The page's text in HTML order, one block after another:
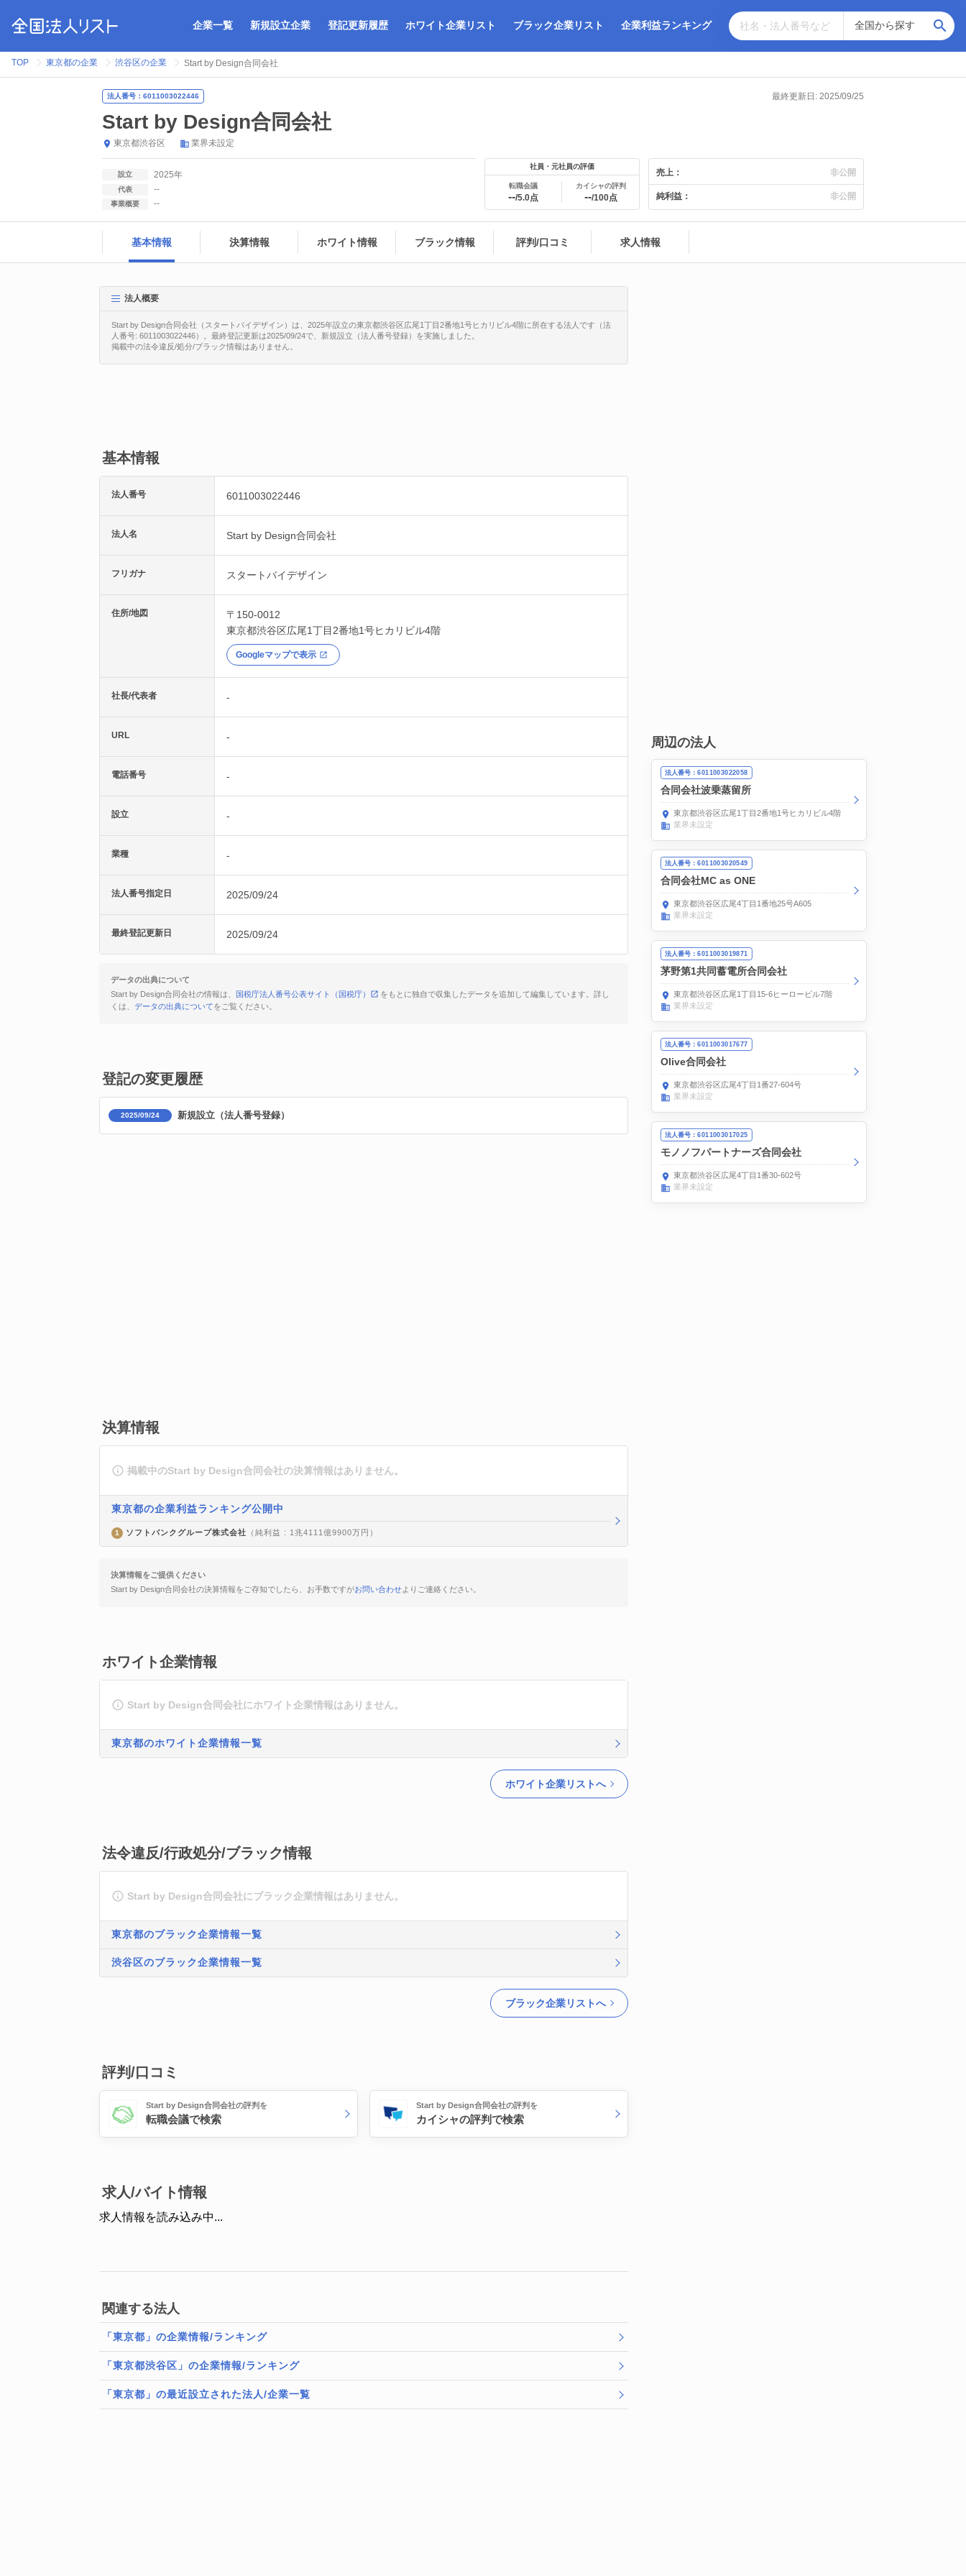
企業一覧 新規設立企業 登記更新履歴 ホワイト企業リスト ブラック企業リスト 企業利益ランキング
TOP 東京都の企業 渋谷区の企業 Start by Design合同会社
法人番号：6011003022446 最終更新日: 2025/09/25
Start by Design合同会社
東京都渋谷区 業界未設定
設立 2025年
代表 --
事業概要 --
社員・元社員の評価
転職会議
--/5.0点
カイシャの評判
--/100点
売上： 非公開
純利益： 非公開
基本情報 決算情報 ホワイト情報 ブラック情報 評判/口コミ 求人情報
法人概要
Start by Design合同会社（スタートバイデザイン）は、2025年設立の東京都渋谷区広尾1丁目2番地1号ヒカリビル4階に所在する法人です（法
人番号: 6011003022446）。最終登記更新は2025/09/24で、新規設立（法人番号登録）を実施しました。
掲載中の法令違反/処分/ブラック情報はありません。
基本情報
法人番号 6011003022446
法人名 Start by Design合同会社
フリガナ スタートバイデザイン
住所/地図
〒150-0012
東京都渋谷区広尾1丁目2番地1号ヒカリビル4階
Googleマップで表示
社長/代表者 -
URL -
電話番号 -
設立 -
業種 -
法人番号指定日 2025/09/24
最終登記更新日 2025/09/24
データの出典について
Start by Design合同会社の情報は、
国税庁法人番号公表サイト（国税庁）
をもとに独自で収集したデータを追加して編集しています。詳し
くは、 データの出典についてをご覧ください。
登記の変更履歴
2025/09/24 新規設立（法人番号登録）
決算情報
掲載中のStart by Design合同会社の決算情報はありません。
東京都の企業利益ランキング公開中
1 ソフトバンクグループ株式会社 （純利益 : 1兆4111億9900万円）
決算情報をご提供ください
Start by Design合同会社の決算情報をご存知でしたら、お手数ですがお問い合わせよりご連絡ください。
ホワイト企業情報
Start by Design合同会社にホワイト企業情報はありません。
東京都のホワイト企業情報一覧
ホワイト企業リストへ
法令違反/行政処分/ブラック情報
Start by Design合同会社にブラック企業情報はありません。
東京都のブラック企業情報一覧
渋谷区のブラック企業情報一覧
ブラック企業リストへ
評判/口コミ
Start by Design合同会社の評判を
転職会議で検索
Start by Design合同会社の評判を
カイシャの評判で検索
求人/バイト情報
求人情報を読み込み中...
関連する法人
「東京都」の企業情報/ランキング
「東京都渋谷区」の企業情報/ランキング
「東京都」の最近設立された法人/企業一覧
周辺の法人
法人番号：6011003022058
合同会社波乗蒸留所
東京都渋谷区広尾1丁目2番地1号ヒカリビル4階
業界未設定
法人番号：6011003020549
合同会社MC as ONE
東京都渋谷区広尾4丁目1番地25号A605
業界未設定
法人番号：6011003019871
茅野第1共同蓄電所合同会社
東京都渋谷区広尾1丁目15-6ヒーロービル7階
業界未設定
法人番号：6011003017677
Olive合同会社
東京都渋谷区広尾4丁目1番27-604号
業界未設定
法人番号：6011003017025
モノノフパートナーズ合同会社
東京都渋谷区広尾4丁目1番30-602号
業界未設定